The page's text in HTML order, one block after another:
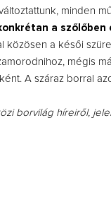
minden
a szőlőben
közösen a késői
mégis
A száraz borral
borvilág híreiről,